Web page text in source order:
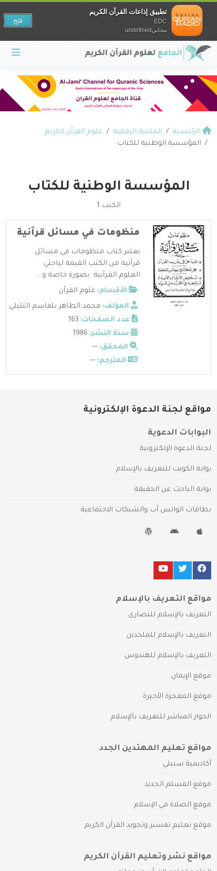
الرئيسية المكتبة الرقمية
علوم القرآن الكريم
المؤسسة الوطنية للكتاب
المؤسسة الوطنية للكتاب
الكتب 1
منظومات في مسائل قرآنية
يعتبر كتاب منظومات في مسائل
قرآنية من الكتب القيمة لباحثي
العلوم القرآنية بصورة خاصة و ...
الأقسام: علوم القرآن
المؤلف: محمد الطاهر بلقاسم التليلي
عدد الصفحات:
سنة النشر:
المحقق: ---
المترجم: ---
مواقع لجنة الدعوة الإلكترونية
البوابات الدعوية
لجنة الدعوة الإلكترونية
بوابة الكويت للتعريف بالإسلام
بوابة الباحث عن الحقيقة
بطاقات الواتس آب والشبكات الاجتماعية
مواقع التعريف بالإسلام
التعريف بالإسلام للنصارى
التعريف بالإسلام للملحدين
التعريف بالإسلام للهندوس
موقع الإيمان
موقع المعجزة الأخيرة
الحوار المباشر للتعريف بالإسلام
مواقع تعليم المهتدين الجدد
أكاديمية سبيلي
موقع المسلم الجديد
موقع الصلاة في الإسلام
موقع تعليم تفسير وتجويد القرآن الكريم
مواقع نشر وتعليم القرآن الكريم
تطبيق إذاعات القرآن الكريم
EDC
مجانيundefined
فتح